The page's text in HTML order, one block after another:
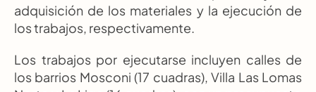
adquisición de los materiales y la ejecución de
los trabajos, respectivamente.
Los trabajos por ejecutarse incluyen calles de
los barrios Mosconi (17 cuadras), Villa Las Lomas